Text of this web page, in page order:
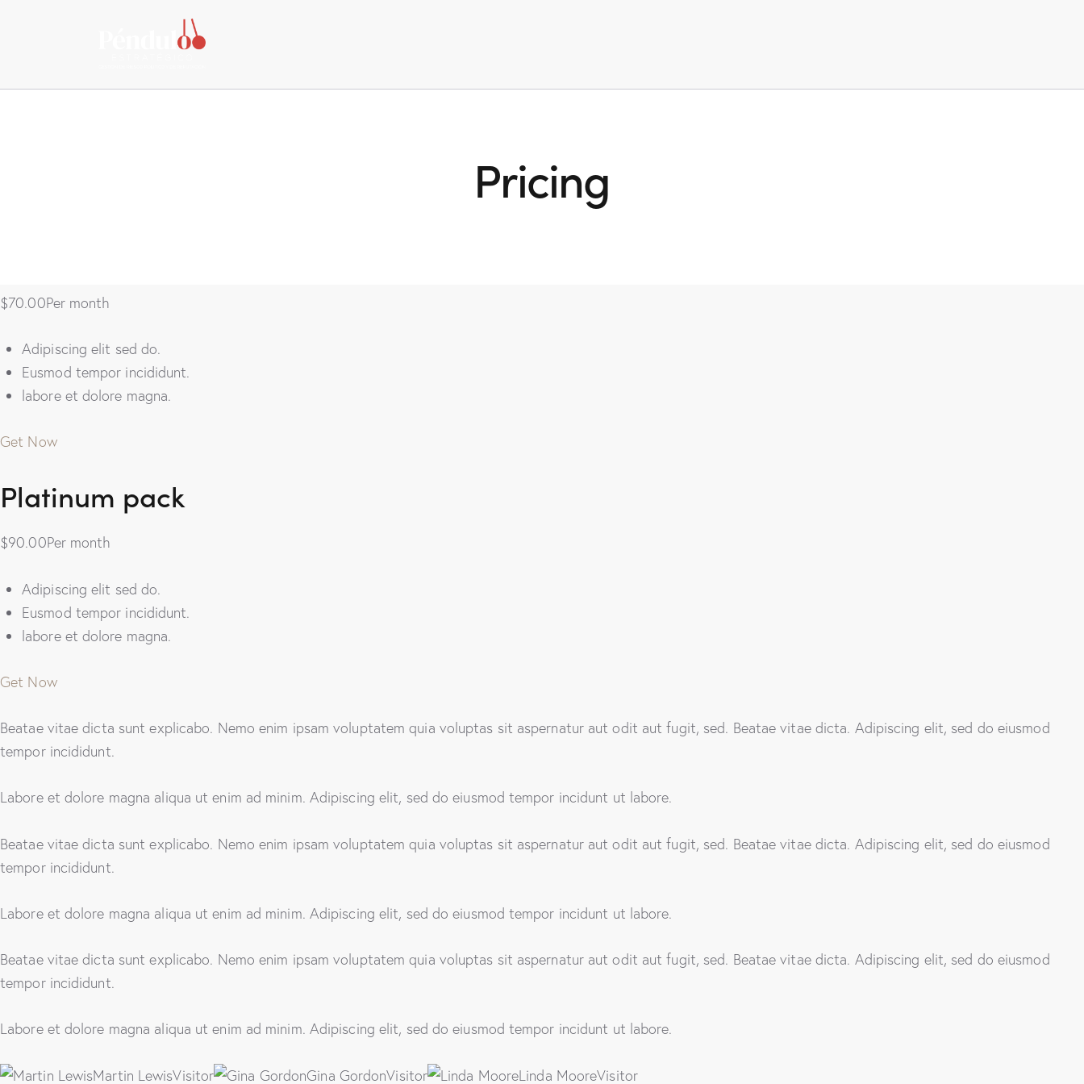
Pricing
$70.00Per month
Adipiscing elit sed do.
Eusmod tempor incididunt.
labore et dolore magna.
Get Now
Platinum pack
$90.00Per month
Adipiscing elit sed do.
Eusmod tempor incididunt.
labore et dolore magna.
Get Now
Beatae vitae dicta sunt explicabo. Nemo enim ipsam voluptatem quia voluptas sit aspernatur aut odit aut fugit, sed. Beatae vitae dicta. Adipiscing elit, sed do eiusmod
tempor incididunt.
Labore et dolore magna aliqua ut enim ad minim. Adipiscing elit, sed do eiusmod tempor incidunt ut labore.
Beatae vitae dicta sunt explicabo. Nemo enim ipsam voluptatem quia voluptas sit aspernatur aut odit aut fugit, sed. Beatae vitae dicta. Adipiscing elit, sed do eiusmod
tempor incididunt.
Labore et dolore magna aliqua ut enim ad minim. Adipiscing elit, sed do eiusmod tempor incidunt ut labore.
Beatae vitae dicta sunt explicabo. Nemo enim ipsam voluptatem quia voluptas sit aspernatur aut odit aut fugit, sed. Beatae vitae dicta. Adipiscing elit, sed do eiusmod
tempor incididunt.
Labore et dolore magna aliqua ut enim ad minim. Adipiscing elit, sed do eiusmod tempor incidunt ut labore.
Martin LewisVisitor Gina GordonVisitor Linda MooreVisitor